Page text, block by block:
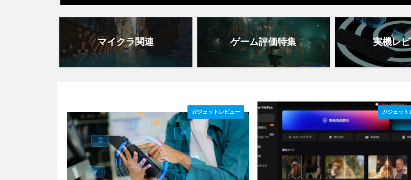
マイクラ関連 ゲーム評価特集 実機レ
ガジェットレビュー ガジェット